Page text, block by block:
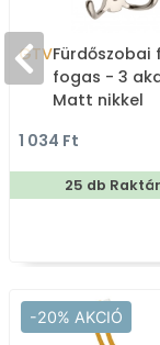
GTVFürdőszobai
fogas - 3
Matt nikkel
1 034 Ft
25 db
-20% AKCIÓ